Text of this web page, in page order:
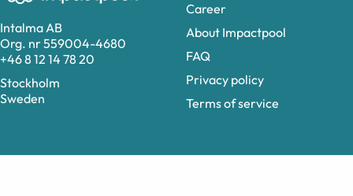
Intalma AB
Org. nr 559004-4680
+46 8 12 14 78 20
Stockholm
Sweden
Career
About Impactpool
FAQ
Privacy policy
Terms of service